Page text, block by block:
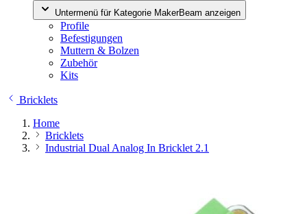
Untermenü für Kategorie MakerBeam anzeigen
Profile
Befestigungen
Muttern & Bolzen
Zubehör
Kits
Bricklets
Home
Bricklets
Industrial Dual Analog In Bricklet 2.1